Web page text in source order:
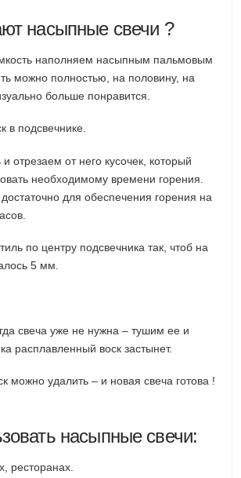
насыпные свечи ?
наполняем насыпным пальмовым
можно полностью, на половину, на
больше понравится.
в подсвечнике.
отрезаем от него кусочек, который
необходимому времени горения.
для обеспечения горения на
по центру подсвечника так, чтоб на
5 мм.
свеча уже не нужна – тушим ее и
расплавленный воск застынет.
можно удалить – и новая свеча готова !
насыпные свечи:
ресторанах.